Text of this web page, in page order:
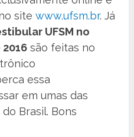
sitewww.ufsm.br. Já
UFSM no
são feitas no
essa
em umas das
Brasil. Bons